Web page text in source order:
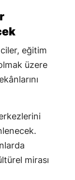
eğitim
üzere
mirası